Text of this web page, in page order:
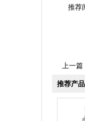
推荐
上一篇
推荐产品